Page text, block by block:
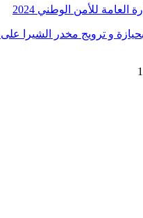
العامة للأمن الوطني 2024
و ترويج مخدر الشيرا على